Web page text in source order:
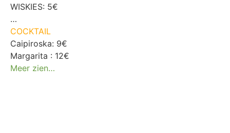
WISKIES: 5€
…
COCKTAIL
Caipiroska: 9€
Margarita : 12€
Meer zien…